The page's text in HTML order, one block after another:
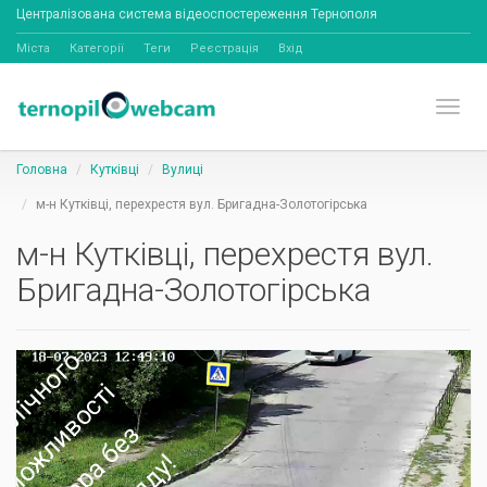
Централізована система відеоспостереження Тернополя
Міста Категорії Теги Реєстрація Вхід
Головна Кутківці Вулиці
м-н Кутківці, перехрестя вул. Бригадна-Золотогірська
м-н Кутківці, перехрестя вул.
Бригадна-Золотогірська